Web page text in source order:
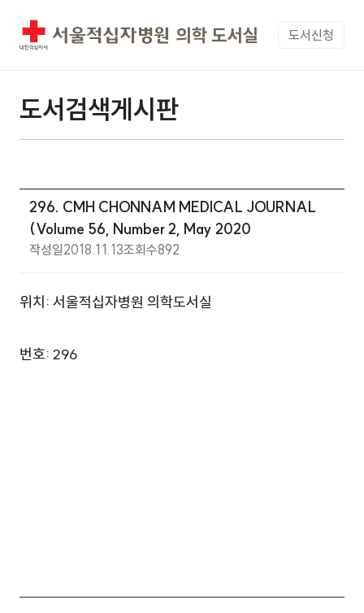
도서신청
도서검색게시판
296. CMH CHONNAM MEDICAL JOURNAL
(Volume 56, Number 2, May 2020
작성일2018.11.13조회수892
위치: 서울적십자병원 의학도서실
번호: 296